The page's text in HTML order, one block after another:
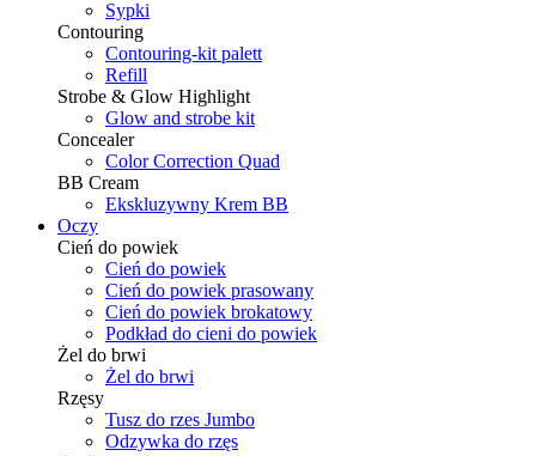
Sypki
Contouring
Contouring-kit palett
Refill
Strobe & Glow Highlight
Glow and strobe kit
Concealer
Color Correction Quad
BB Cream
Ekskluzywny Krem BB
Oczy
Cień do powiek
Cień do powiek
Cień do powiek prasowany
Cień do powiek brokatowy
Podkład do cieni do powiek
Żel do brwi
Żel do brwi
Rzęsy
Tusz do rzes Jumbo
Odzywka do rzęs